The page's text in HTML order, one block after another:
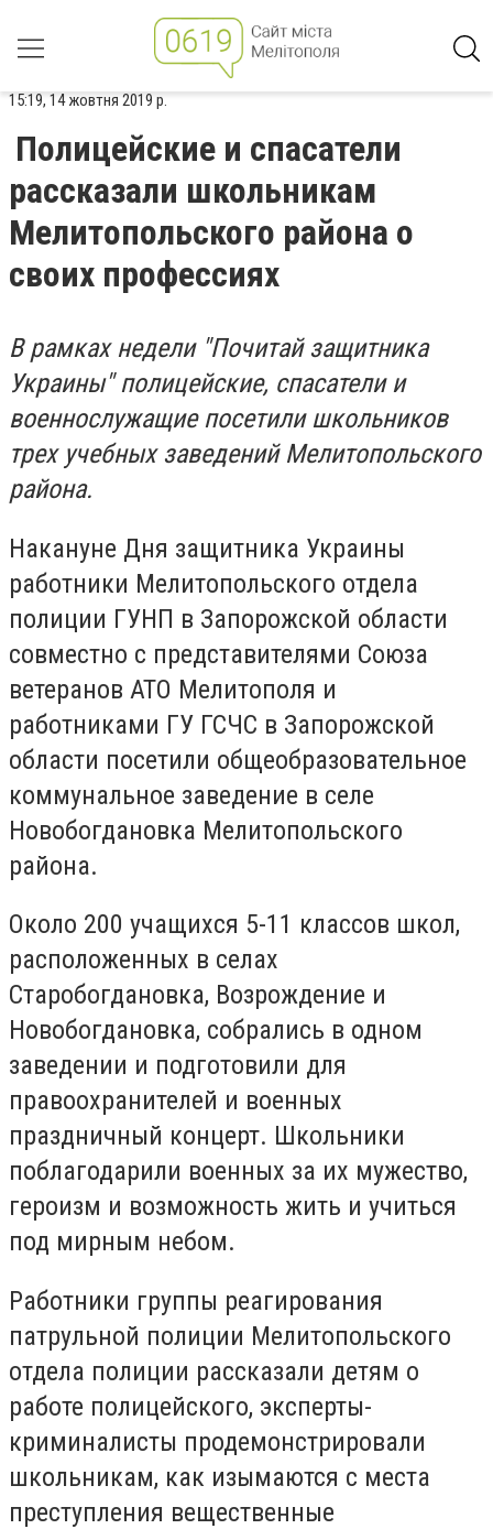
15:19, 14 жовтня 2019 р.
Полицейские и спасатели
рассказали школьникам
Мелитопольского района о
своих профессиях
В рамках недели "Почитай защитника
Украины" полицейские, спасатели и
военнослужащие посетили школьников
трех учебных заведений Мелитопольского
района.
Накануне Дня защитника Украины
работники Мелитопольского отдела
полиции ГУНП в Запорожской области
совместно с представителями Союза
ветеранов АТО Мелитополя и
работниками ГУ ГСЧС в Запорожской
области посетили общеобразовательное
коммунальное заведение в селе
Новобогдановка Мелитопольского
района.
Около 200 учащихся 5-11 классов школ,
расположенных в селах
Старобогдановка, Возрождение и
Новобогдановка, собрались в одном
заведении и подготовили для
правоохранителей и военных
праздничный концерт. Школьники
поблагодарили военных за их мужество,
героизм и возможность жить и учиться
под мирным небом.
Работники группы реагирования
патрульной полиции Мелитопольского
отдела полиции рассказали детям о
работе полицейского, эксперты-
криминалисты продемонстрировали
школьникам, как изымаются с места
преступления вещественные